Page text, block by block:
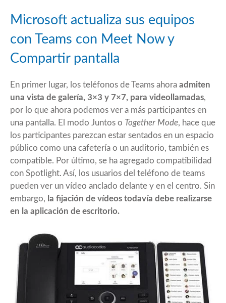
Microsoft actualiza sus equipos
con Teams con Meet Now y
Compartir pantalla
En primer lugar, los teléfonos de Teams ahora admiten
una vista de galería, 3×3 y 7×7, para videollamadas,
por lo que ahora podemos ver a más participantes en
una pantalla. El modo Juntos o Together Mode, hace que
los participantes parezcan estar sentados en un espacio
público como una cafetería o un auditorio, también es
compatible. Por último, se ha agregado compatibilidad
con Spotlight. Así, los usuarios del teléfono de teams
pueden ver un vídeo anclado delante y en el centro. Sin
embargo, la fijación de vídeos todavía debe realizarse
en la aplicación de escritorio.